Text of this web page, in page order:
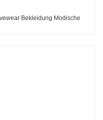
Bekleidung Modische